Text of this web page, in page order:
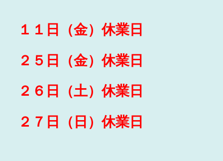
１１日（金）休業日
２５日（金）休業日
２６日（土）休業日
２７日（日）休業日